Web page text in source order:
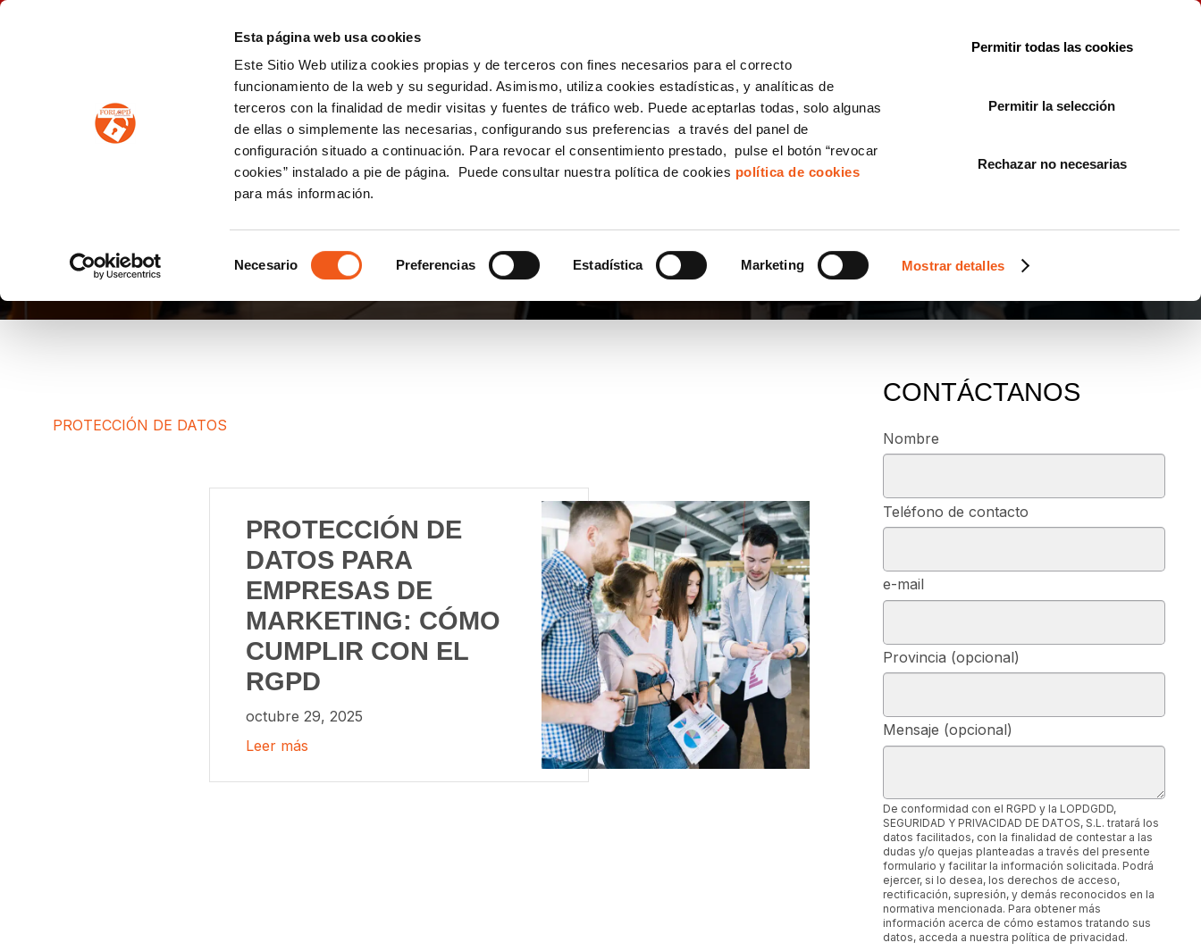
Esta página web usa cookies
Este Sitio Web utiliza cookies propias y de terceros con fines necesarios para el correcto
funcionamiento de la web y su seguridad. Asimismo, utiliza cookies estadísticas, y analíticas de
terceros con la finalidad de medir visitas y fuentes de tráfico web. Puede aceptarlas todas, solo algunas
de ellas o simplemente las necesarias, configurando sus preferencias a través del panel de
configuración situado a continuación. Para revocar el consentimiento prestado, pulse el botón “revocar
cookies” instalado a pie de página. Puede consultar nuestra política de cookies política de cookies
para más información.
de
Necesario Preferencias Estadística Marketing Mostrar detalles
Permitir todas las cookies
Permitir la selección
Rechazar no necesarias
PROTECCION DE DATOS IGUALDAD CONSULTORÍA ECOMMERCE LSSI CANAL DENUNCIAS
EMPRESA DE MARKETING
PROTECCIÓN DE DATOS
PROTECCIÓN DE
DATOS PARA
EMPRESAS DE
MARKETING: CÓMO
CUMPLIR CON EL
RGPD
octubre 29, 2025
Leer más
CONTÁCTANOS
Nombre
Teléfono de contacto
e-mail
Provincia (opcional)
Mensaje (opcional)
De conformidad con el RGPD y la LOPDGDD,
SEGURIDAD Y PRIVACIDAD DE DATOS, S.L. tratará los
datos facilitados, con la finalidad de contestar a las
dudas y/o quejas planteadas a través del presente
formulario y facilitar la información solicitada. Podrá
ejercer, si lo desea, los derechos de acceso,
rectificación, supresión, y demás reconocidos en la
normativa mencionada. Para obtener más
información acerca de cómo estamos tratando sus
datos, acceda a nuestra política de privacidad.